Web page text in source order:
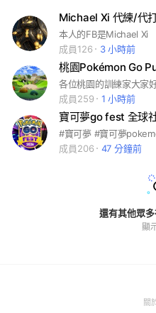
Michael Xi 代練/代
成員126
3 小時前
桃園Pokémon Go
成員259
1 小時前
寶可夢go fest 全球
#寶可夢 #寶可夢
成員206
47 分鐘前
還有其他眾
顯
關